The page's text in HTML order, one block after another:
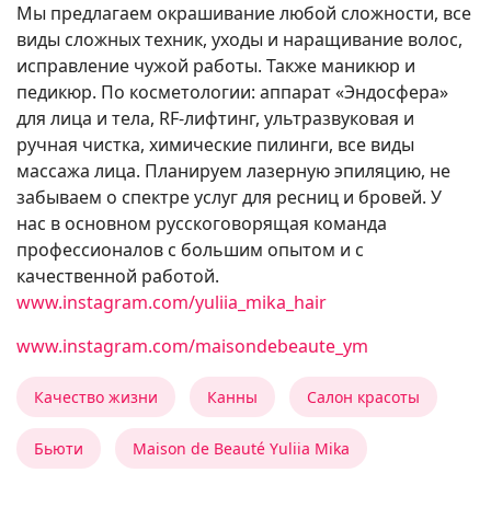
Мы предлагаем окрашивание любой сложности, все
виды сложных техник, уходы и наращивание волос,
исправление чужой работы. Также маникюр и
педикюр. По косметологии: аппарат «Эндосфера»
для лица и тела, RF-лифтинг, ультразвуковая и
ручная чистка, химические пилинги, все виды
массажа лица. Планируем лазерную эпиляцию, не
забываем о спектре услуг для ресниц и бровей. У
нас в основном русскоговорящая команда
профессионалов с большим опытом и с
качественной работой.
www.instagram.com/yuliia_mika_hair
www.instagram.com/maisondebeaute_ym
Качество жизни Канны Салон красоты
Бьюти Maison de Beauté Yuliia Mika